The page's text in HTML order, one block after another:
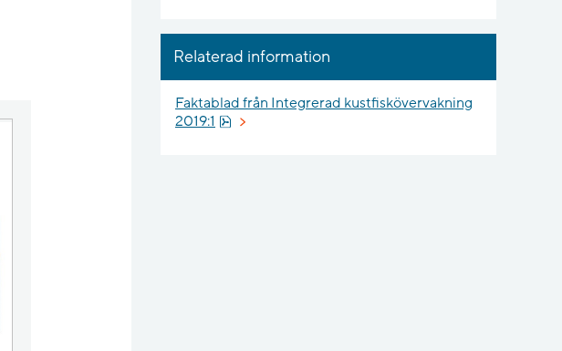
Relaterad information
Faktablad från Integrerad kustfiskövervakning
2019:1
Pdf, 473.8 kB, öppnas i nytt fönster.